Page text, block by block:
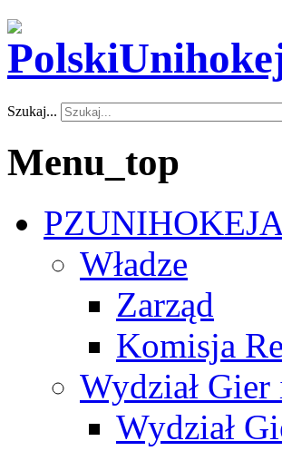
Szukaj...
Menu_top
Władze
Zarząd
Komisja
Wydział
Wydział